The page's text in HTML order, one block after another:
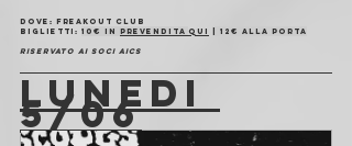
Dove : Freakout Club
Biglietti : 10€ in prevendita qui
| 12€ alla porta
Riservato ai soci AICS
LUNEDI
5/06